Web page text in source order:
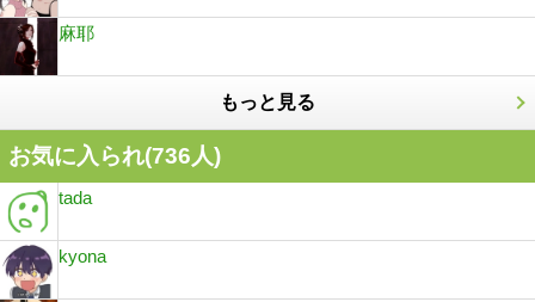
麻耶
もっと見る
お気に入られ(736人)
tada
kyona